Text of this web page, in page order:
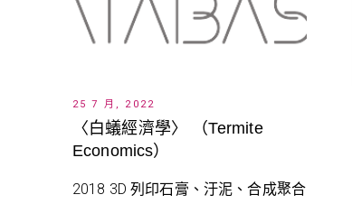
25 7 月, 2022
〈白蟻經濟學〉 （Termite
Economics）
2018 3D 列印石膏、汙泥、合成聚合